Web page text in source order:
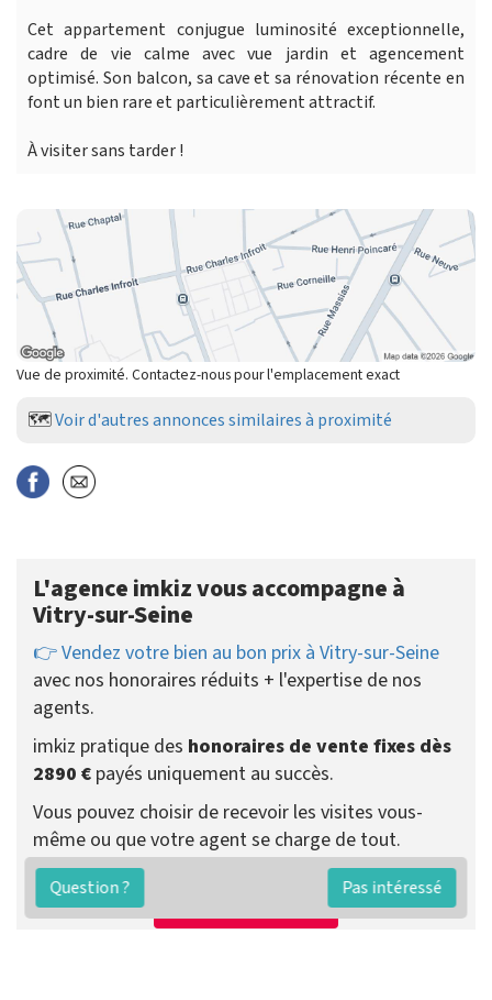
Cet appartement conjugue luminosité exceptionnelle,
cadre de vie calme avec vue jardin et agencement
optimisé. Son balcon, sa cave et sa rénovation récente en
font un bien rare et particulièrement attractif.
À visiter sans tarder !
Vue de proximité. Contactez-nous pour l'emplacement exact
🗺️Voir d'autres annonces similaires à proximité
Question ? Pas intéressé
L'agence imkiz vous accompagne à
Vitry-sur-Seine
👉 Vendez votre bien au bon prix à Vitry-sur-Seine
avec nos honoraires réduits + l'expertise de nos
agents.
imkiz pratique des honoraires de vente fixes dès
2890 € payés uniquement au succès.
Vous pouvez choisir de recevoir les visites vous-
même ou que votre agent se charge de tout.